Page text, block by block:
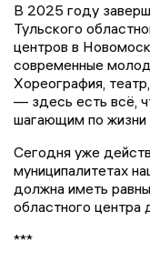
В 2025 году
Тульского
центров в
современные
Хореография,
— здесь есть всё,
шагающим по
Сегодня уже
муниципалитетах
должна иметь
областного центра
***